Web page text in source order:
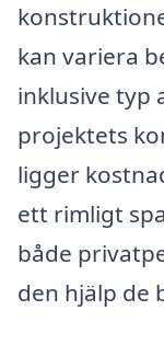
kan variera
inklusive typ
projektets
ligger
ett rimligt
både
den hjälp de